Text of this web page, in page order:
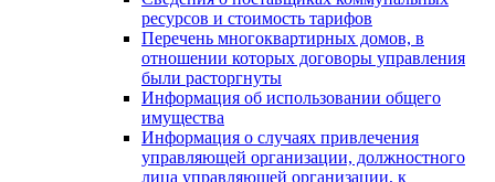
ресурсов и стоимость тарифов
Перечень многоквартирных домов, в
отношении которых договоры управления
были расторгнуты
Информация об использовании общего
имущества
Информация о случаях привлечения
управляющей организации, должностного
лица управляющей организации, к